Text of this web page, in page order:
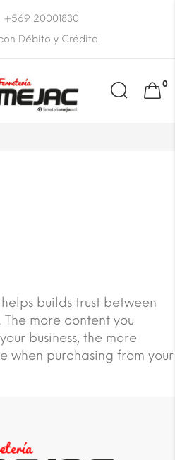
+569 20001830
Débito y Crédito
0
builds trust between
The more content you
business, the more
when purchasing from your